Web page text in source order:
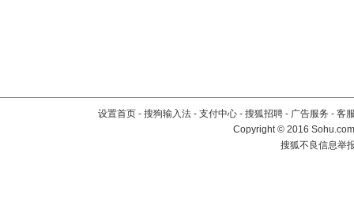
设置首页 - 搜狗输入法 - 支付中心 - 搜狐招聘 - 广告服务 - 客
Copyright©2016
搜狐不良信息举